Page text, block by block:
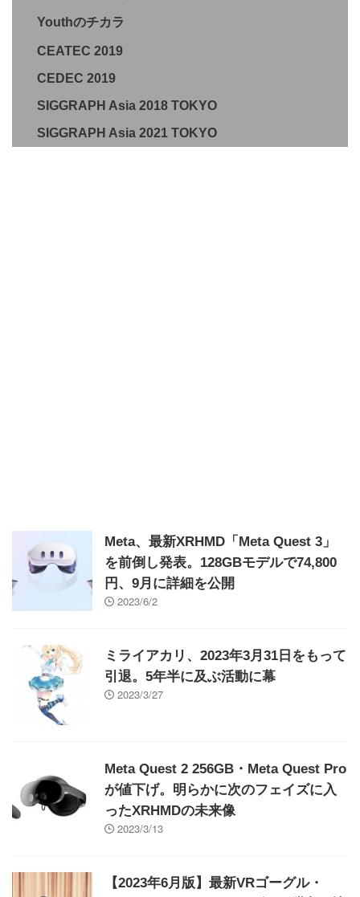
Youthのチカラ
CEATEC 2019
CEDEC 2019
SIGGRAPH Asia 2018 TOKYO
SIGGRAPH Asia 2021 TOKYO
Meta、最新XRHMD「Meta Quest 3」
を前倒し発表。128GBモデルで74,800
円、9月に詳細を公開
2023/6/2
ミライアカリ、2023年3月31日をもって
引退。5年半に及ぶ活動に幕
2023/3/27
Meta Quest 2 256GB・Meta Quest Pro
が値下げ。明らかに次のフェイズに入
ったXRHMDの未来像
2023/3/13
【2023年6月版】最新VRゴーグル・